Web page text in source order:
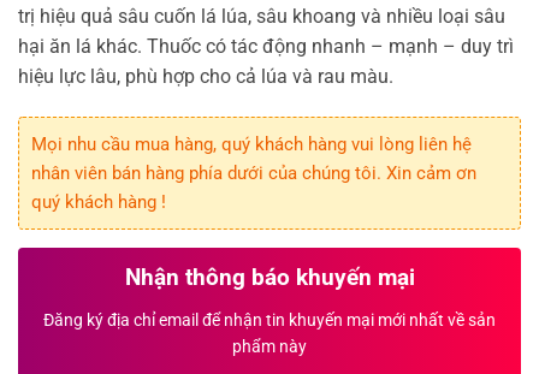
trị hiệu quả sâu cuốn lá lúa, sâu khoang và nhiều loại sâu
hại ăn lá khác. Thuốc có tác động nhanh – mạnh – duy trì
hiệu lực lâu, phù hợp cho cả lúa và rau màu.
Mọi nhu cầu mua hàng, quý khách hàng vui lòng liên hệ
nhân viên bán hàng phía dưới của chúng tôi. Xin cảm ơn
quý khách hàng !
Nhận thông báo khuyến mại
Đăng ký địa chỉ email để nhận tin khuyến mại mới nhất về sản
phẩm này